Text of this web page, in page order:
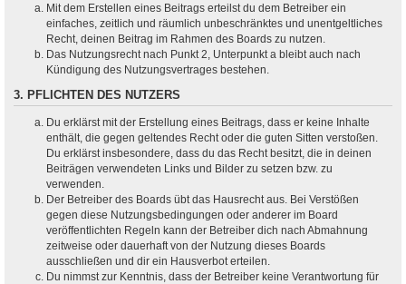
Mit dem Erstellen eines Beitrags erteilst du dem Betreiber ein
einfaches, zeitlich und räumlich unbeschränktes und unentgeltliches
Recht, deinen Beitrag im Rahmen des Boards zu nutzen.
Das Nutzungsrecht nach Punkt 2, Unterpunkt a bleibt auch nach
Kündigung des Nutzungsvertrages bestehen.
3. PFLICHTEN DES NUTZERS
Du erklärst mit der Erstellung eines Beitrags, dass er keine Inhalte
enthält, die gegen geltendes Recht oder die guten Sitten verstoßen.
Du erklärst insbesondere, dass du das Recht besitzt, die in deinen
Beiträgen verwendeten Links und Bilder zu setzen bzw. zu
verwenden.
Der Betreiber des Boards übt das Hausrecht aus. Bei Verstößen
gegen diese Nutzungsbedingungen oder anderer im Board
veröffentlichten Regeln kann der Betreiber dich nach Abmahnung
zeitweise oder dauerhaft von der Nutzung dieses Boards
ausschließen und dir ein Hausverbot erteilen.
Du nimmst zur Kenntnis, dass der Betreiber keine Verantwortung für